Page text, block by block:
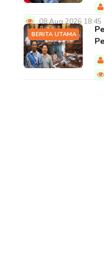
08 Aug 2026 18:45
BERITA UTAMA